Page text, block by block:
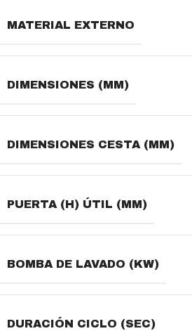
MATERIAL EXTERNO
DIMENSIONES (MM)
DIMENSIONES CESTA (MM)
PUERTA (H) ÚTIL (MM)
BOMBA DE LAVADO (KW)
DURACIÓN CICLO (SEC)